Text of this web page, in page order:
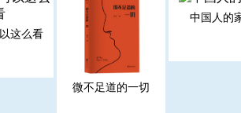
这么看
微不足道的一切
中国人的